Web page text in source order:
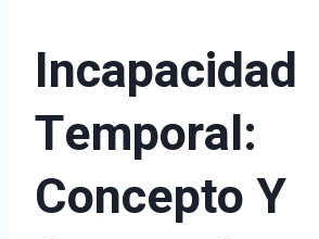
Incapacidad
Temporal:
Concepto Y